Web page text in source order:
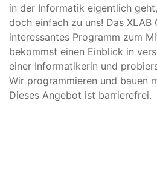
in der Informatik eigentlich
doch einfach zu uns! Das
interessantes Programm zum
bekommst einen Einblick in
einer Informatikerin und
Wir programmieren und bauen
Dieses Angebot ist barrierefrei.